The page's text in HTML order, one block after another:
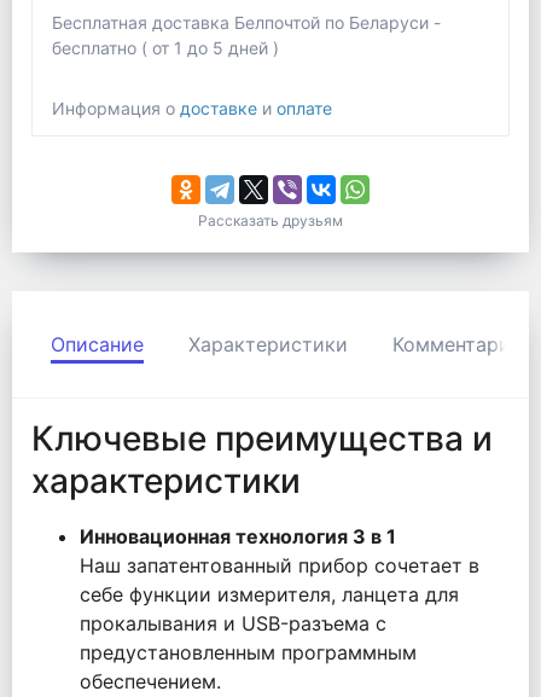
Бесплатная доставка Белпочтой по Беларуси -
бесплатно ( от 1 до 5 дней )
Информация о доставке и оплате
Рассказать друзьям
Описание Характеристики Комментарии
Ключевые преимущества и
характеристики
Инновационная технология 3 в 1
Наш запатентованный прибор сочетает в
себе функции измерителя, ланцета для
прокалывания и USB-разъема с
предустановленным программным
обеспечением.